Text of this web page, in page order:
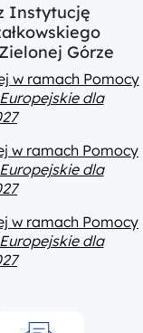
Instytucję
Górze
w ramach Pomocy
dla
w ramach Pomocy
dla
w ramach Pomocy
dla